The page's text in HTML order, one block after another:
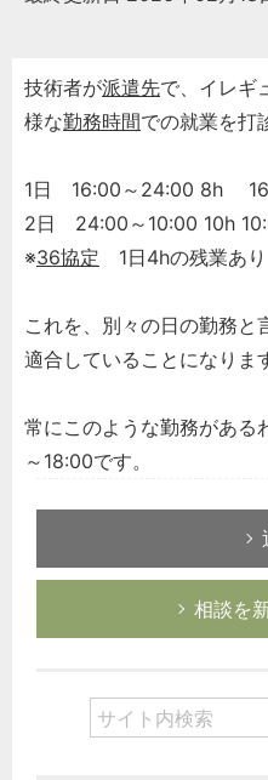
技術者が派遣先で、イレギ
様な勤務時間での就業を打
1日 16:00～24:00 8h
2日 24:00～10:00 10h
※36協定 1日4hの残業あり
これを、別々の日の勤務と
適合していることになりま
常にこのような勤務がある
～18:00です。
相談を